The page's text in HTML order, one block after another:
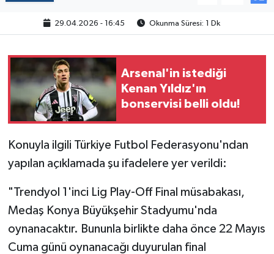
29.04.2026 - 16:45 Okunma Süresi: 1 Dk
Arsenal'in istediği
Kenan Yıldız'ın
bonservisi belli oldu!
Konuyla ilgili Türkiye Futbol Federasyonu'ndan
yapılan açıklamada şu ifadelere yer verildi:
"Trendyol 1'inci Lig Play-Off Final müsabakası,
Medaş Konya Büyükşehir Stadyumu'nda
oynanacaktır. Bununla birlikte daha önce 22 Mayıs
Cuma günü oynanacağı duyurulan final
Kadın
2024 Seçim Sonuçları